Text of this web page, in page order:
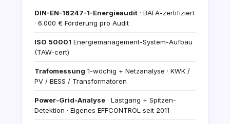
DIN-EN-16247-1-Energieaudit · BAFA-zertifiziert
· 6.000 € Förderung pro Audit
ISO 50001 Energiemanagement-System-Aufbau
(TAW-cert)
Trafomessung 1-wöchig + Netzanalyse · KWK /
PV / BESS / Transformatoren
Power-Grid-Analyse · Lastgang + Spitzen-
Detektion · Eigenes EFFCONTROL seit 2011